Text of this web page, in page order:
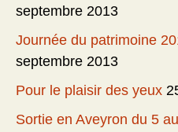
septembre 2013
Journée du patrimoine
septembre 2013
Pour le plaisir des yeux
Sortie en Aveyron du 5